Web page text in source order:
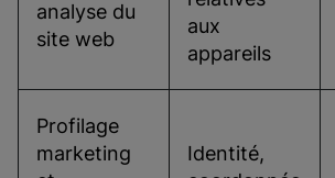
analyse du
site web
aux
appareils
Profilage
marketing
Identité,